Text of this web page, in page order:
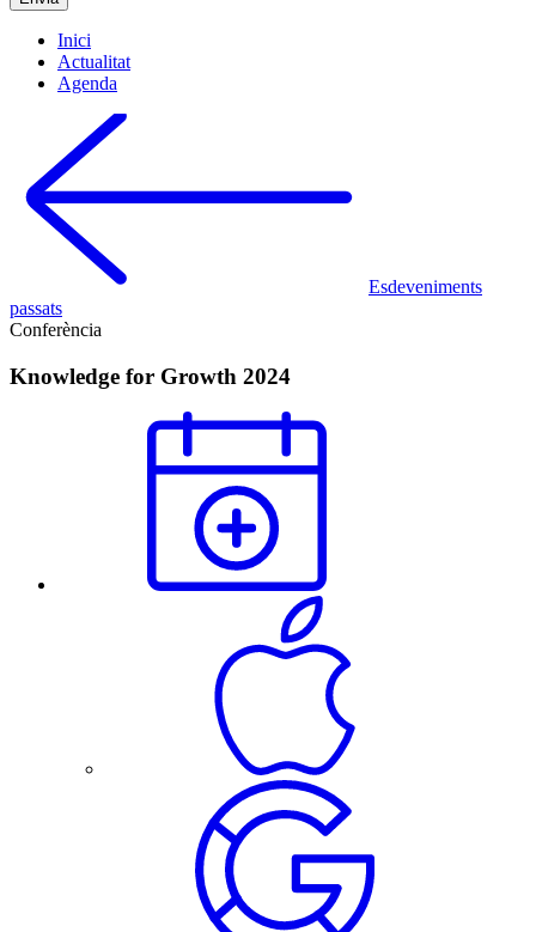
Inici
Actualitat
Agenda
Esdeveniments
passats
Conferència
Knowledge for Growth 2024